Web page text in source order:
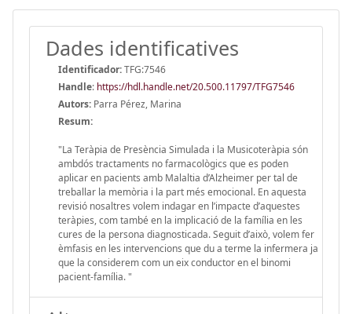
Dades identificatives
Identificador:TFG:7546
Handle: https://hdl.handle.net/20.500.11797/TFG7546
Autors: Parra Pérez, Marina
Resum:
"La Teràpia de Presència Simulada i la Musicoteràpia són
ambdós tractaments no farmacològics que es poden
aplicar en pacients amb Malaltia d’Alzheimer per tal de
treballar la memòria i la part més emocional. En aquesta
revisió nosaltres volem indagar en l’impacte d’aquestes
teràpies, com també en la implicació de la família en les
cures de la persona diagnosticada. Seguit d’això, volem fer
èmfasis en les intervencions que du a terme la infermera ja
que la considerem com un eix conductor en el binomi
pacient-família. "